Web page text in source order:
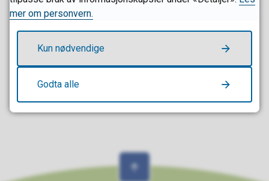
Ja Nei
mer om personvern.
Kun nødvendige
Godta alle